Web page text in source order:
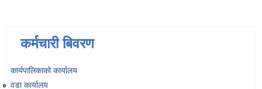
कर्मचारी बिवरण
कार्यपालिकाको कार्यालय
वडा कार्यालय